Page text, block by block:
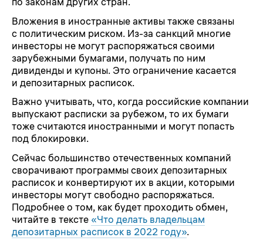
Вложения в иностранные активы также связаны
с политическим риском. Из-за санкций многие
инвесторы не могут распоряжаться своими
зарубежными бумагами, получать по ним
дивиденды и купоны. Это ограничение касается
и депозитарных расписок.
Важно учитывать, что, когда российские компании
выпускают расписки за рубежом, то их бумаги
тоже считаются иностранными и могут попасть
под блокировки.
Сейчас большинство отечественных компаний
сворачивают программы своих депозитарных
расписок и конвертируют их в акции, которыми
инвесторы могут свободно распоряжаться.
Подробнее о том, как будет проходить обмен,
читайте в тексте «Что делать владельцам
депозитарных расписок в 2022 году».